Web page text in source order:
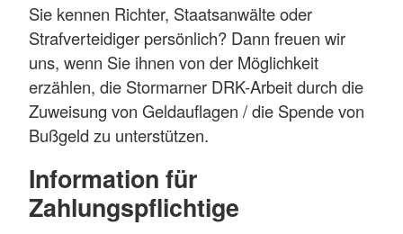
Sie kennen Richter, Staatsanwälte oder
Strafverteidiger persönlich? Dann freuen wir
uns, wenn Sie ihnen von der Möglichkeit
erzählen, die Stormarner DRK-Arbeit durch die
Zuweisung von Geldauflagen / die Spende von
Bußgeld zu unterstützen.
Information für
Zahlungspflichtige